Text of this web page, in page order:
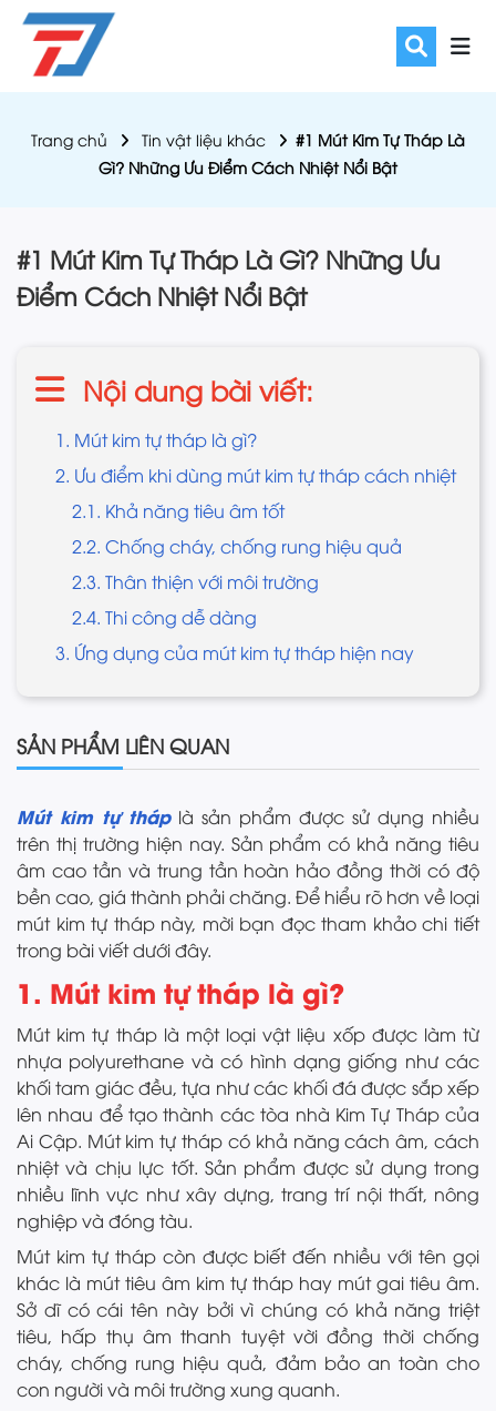
Trang chủ Tin vật liệu khác
#1 Mút Kim Tự Tháp Là
Gì? Những Ưu Điểm Cách Nhiệt Nổi Bật
#1 Mút Kim Tự Tháp Là Gì? Những Ưu
Điểm Cách Nhiệt Nổi Bật
Nội dung bài viết:
1. Mút kim tự tháp là gì?
2. Ưu điểm khi dùng mút kim tự tháp cách nhiệt
2.1. Khả năng tiêu âm tốt
2.2. Chống cháy, chống rung hiệu quả
2.3. Thân thiện với môi trường
2.4. Thi công dễ dàng
3. Ứng dụng của mút kim tự tháp hiện nay
SẢN PHẨM LIÊN QUAN
Mút kim tự tháplà sản phẩm được sử dụng nhiều
trên thị trường hiện nay. Sản phẩm có khả năng tiêu
âm cao tần và trung tần hoàn hảo đồng thời có độ
bền cao, giá thành phải chăng. Để hiểu rõ hơn về loại
mút kim tự tháp này, mời bạn đọc tham khảo chi tiết
trong bài viết dưới đây.
1. Mút kim tự tháp là gì?
Mút kim tự tháp là một loại vật liệu xốp được làm từ
nhựa polyurethane và có hình dạng giống như các
khối tam giác đều, tựa như các khối đá được sắp xếp
lên nhau để tạo thành các tòa nhà Kim Tự Tháp của
Ai Cập. Mút kim tự tháp có khả năng cách âm, cách
nhiệt và chịu lực tốt. Sản phẩm được sử dụng trong
nhiều lĩnh vực như xây dựng, trang trí nội thất, nông
nghiệp và đóng tàu.
Mút kim tự tháp còn được biết đến nhiều với tên gọi
khác là mút tiêu âm kim tự tháp hay mút gai tiêu âm.
Sở dĩ có cái tên này bởi vì chúng có khả năng triệt
tiêu, hấp thụ âm thanh tuyệt vời đồng thời chống
cháy, chống rung hiệu quả, đảm bảo an toàn cho
con người và môi trường xung quanh.